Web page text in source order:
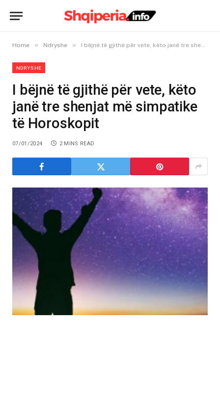
Home » Ndryshe » I bëjnë të gjithë për vete, këto janë tre shenjat më simpatike të Horoskopit
NDRYSHE
I bëjnë të gjithë për vete, këto
janë tre shenjat më simpatike
të Horoskopit
07/01/2024 2 MINS READ